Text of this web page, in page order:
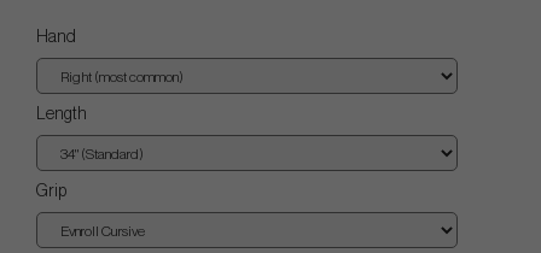
Hand
Length
Grip